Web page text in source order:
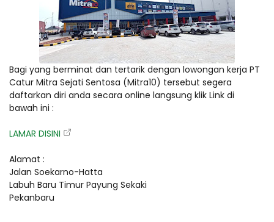
Bagi yang berminat dan tertarik dengan lowongan kerja PT
Catur Mitra Sejati Sentosa (Mitra10) tersebut segera
daftarkan diri anda secara online langsung klik Link di
bawah ini :
LAMAR DISINI
Alamat :
Jalan Soekarno-Hatta
Labuh Baru Timur Payung Sekaki
Pekanbaru